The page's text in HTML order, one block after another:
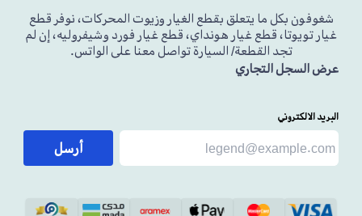
شغوفون بكل ما يتعلق بقطع الغيار وزيوت المحركات، نوفر قطع
غيار تويوتا، قطع غيار هونداي، قطع غيار فورد وشيفروليه، إن لم
تجد القطعة/ السيارة تواصل معنا على الواتس.
عرض السجل التجاري
البريد الالكتروني
أرسل